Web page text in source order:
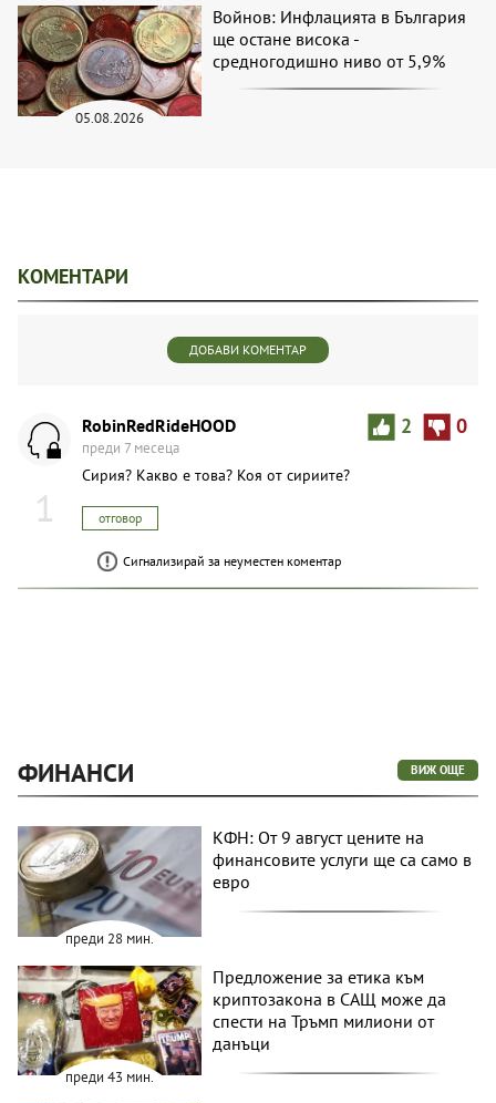
05.08.2026
Войнов: Инфлацията в България
ще остане висока -
средногодишно ниво от 5,9%
КОМЕНТАРИ
ДОБАВИ КОМЕНТАР
1
2 0
RobinRedRideHOOD
преди 7 месеца
Сирия? Какво е това? Коя от сириите?
отговор
Сигнализирай за неуместен коментар
ФИНАНСИ ВИЖ ОЩЕ
преди 28 мин.
КФН: От 9 август цените на
финансовите услуги ще са само в
евро
преди 43 мин.
Предложение за етика към
криптозакона в САЩ може да
спести на Тръмп милиони от
данъци